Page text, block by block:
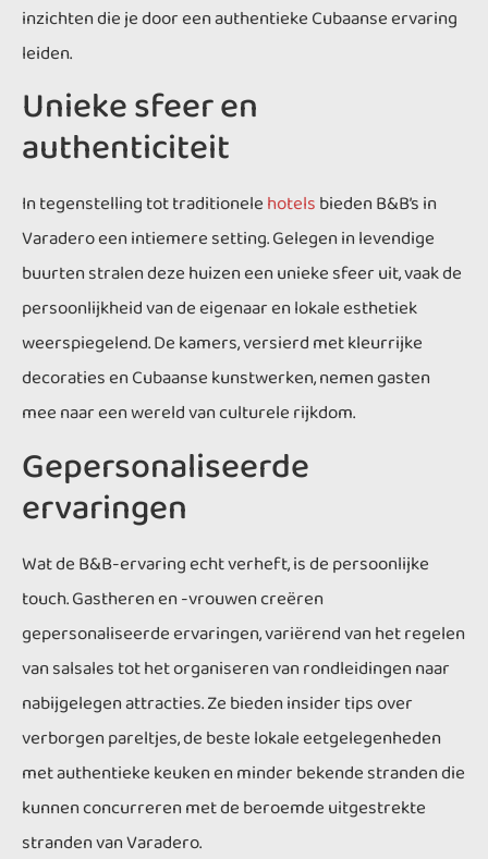
inzichten die je door een authentieke Cubaanse ervaring
leiden.
Unieke sfeer en
authenticiteit
In tegenstelling tot traditionelehotelsbieden B&B’s in
Varadero een intiemere setting. Gelegen in levendige
buurten stralen deze huizen een unieke sfeer uit, vaak de
persoonlijkheid van de eigenaar en lokale esthetiek
weerspiegelend. De kamers, versierd met kleurrijke
decoraties en Cubaanse kunstwerken, nemen gasten
mee naar een wereld van culturele rijkdom.
Gepersonaliseerde
ervaringen
Wat de B&B-ervaring echt verheft, is de persoonlijke
touch. Gastheren en -vrouwen creëren
gepersonaliseerde ervaringen, variërend van het regelen
van salsales tot het organiseren van rondleidingen naar
nabijgelegen attracties. Ze bieden insider tips over
verborgen pareltjes, de beste lokale eetgelegenheden
met authentieke keuken en minder bekende stranden die
kunnen concurreren met de beroemde uitgestrekte
stranden van Varadero.